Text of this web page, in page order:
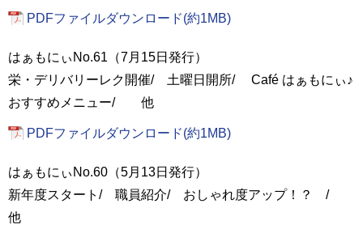
PDFファイルダウンロード(約1MB)
はぁもにぃNo.61（7月15日発行）
栄・デリバリーレク開催/ 土曜日開所/ Café はぁもにぃ♪
おすすめメニュー/ 他
PDFファイルダウンロード(約1MB)
はぁもにぃNo.60（5月13日発行）
新年度スタート/ 職員紹介/ おしゃれ度アップ！？ /
他